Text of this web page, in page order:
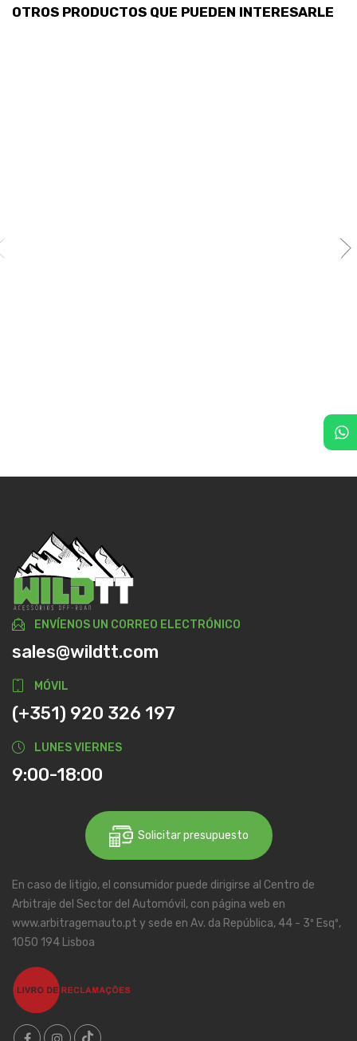
OTROS PRODUCTOS QUE PUEDEN INTERESARLE
ENVÍENOS UN CORREO ELECTRÓNICO
sales@wildtt.com
MÓVIL
(+351) 920 326 197
LUNES VIERNES
9:00-18:00
Solicitar presupuesto
En caso de litigio, el consumidor puede dirigirse al Centro de
Arbitraje del Sector del Automóvil, con página web en
www.arbitragemauto.pt y sede en Av. da República, 44 - 3º Esqº,
1050 194 Lisboa